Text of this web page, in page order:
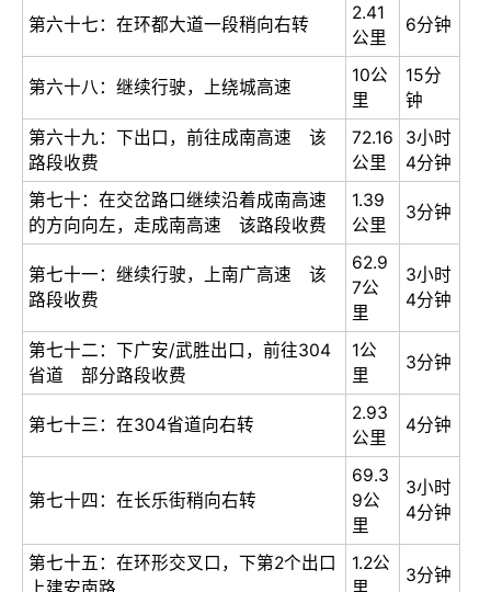
第六十七：在环都大道一段稍向右转
2.41
公里
6分钟
第六十八：继续行驶，上绕城高速
10公
里
15分
钟
第六十九：下出口，前往成南高速 该
路段收费
72.16
公里
3小时
4分钟
第七十：在交岔路口继续沿着成南高速
的方向向左，走成南高速 该路段收费
1.39
公里
3分钟
第七十一：继续行驶，上南广高速 该
路段收费
62.9
7公
里
3小时
4分钟
第七十二：下广安/武胜出口，前往304
省道 部分路段收费
1公
里
3分钟
第七十三：在304省道向右转
2.93
公里
4分钟
第七十四：在长乐街稍向右转
69.3
9公
里
3小时
4分钟
第七十五：在环形交叉口，下第2个出口
上建安南路
1.2公
里
3分钟